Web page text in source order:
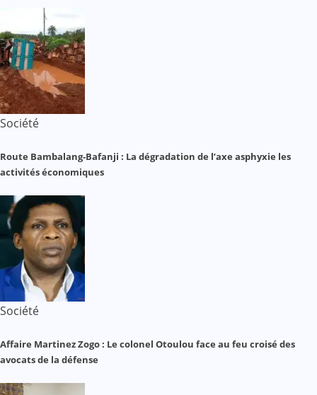
Société
Route Bambalang-Bafanji : La dégradation de l’axe asphyxie les
activités économiques
Société
Affaire Martinez Zogo : Le colonel Otoulou face au feu croisé des
avocats de la défense